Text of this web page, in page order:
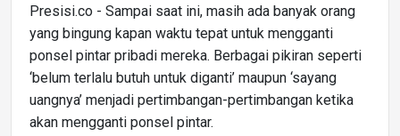
Presisi.co - Sampai saat ini, masih ada banyak orang
yang bingung kapan waktu tepat untuk mengganti
ponsel pintar pribadi mereka. Berbagai pikiran seperti
‘belum terlalu butuh untuk diganti’ maupun ‘sayang
uangnya’ menjadi pertimbangan-pertimbangan ketika
akan mengganti ponsel pintar.